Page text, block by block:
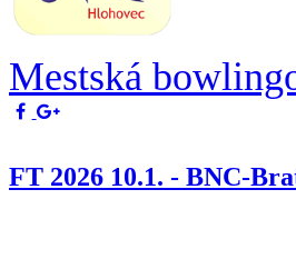
Mestská
FT 2026 10.1. - BNC-